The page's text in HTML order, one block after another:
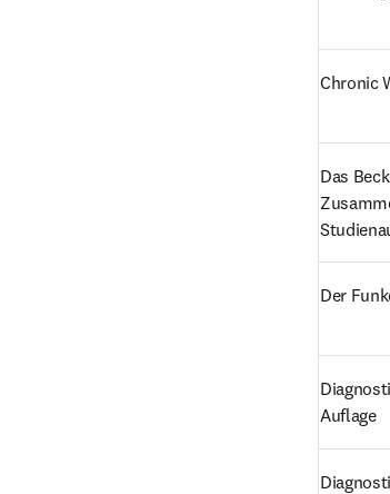
Chronic
Das
Der
Auflage